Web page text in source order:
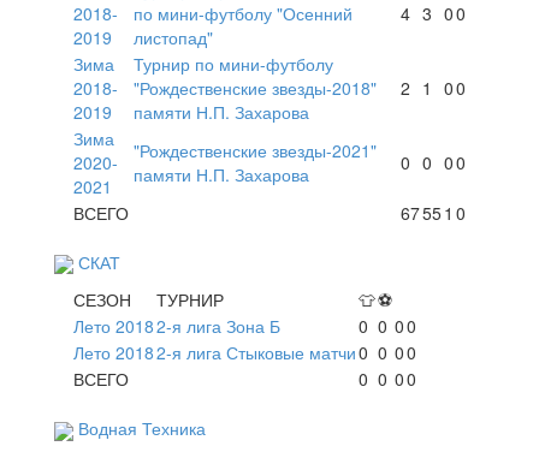
2018-
2019
по мини-футболу "Осенний
листопад"
4 3 00
Зима
2018-
2019
Турнир по мини-футболу
"Рождественские звезды-2018"
памяти Н.П. Захарова
2 1 00
Зима
2020-
2021
"Рождественские звезды-2021"
памяти Н.П. Захарова
0 0 00
ВСЕГО 67551 0
СКАТ
СЕЗОН
ТУРНИР 👕⚽
Лето 20182-я лига Зона Б 0 0 00
Лето 20182-я лига Стыковые матчи0 0 00
ВСЕГО
0 0 00
Водная Техника